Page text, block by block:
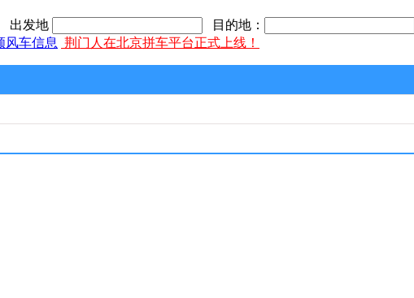
出发地
目的地：
风车信息 荆门人在北京拼车平台正式上线！